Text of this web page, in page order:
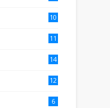
10
11
14
12
6